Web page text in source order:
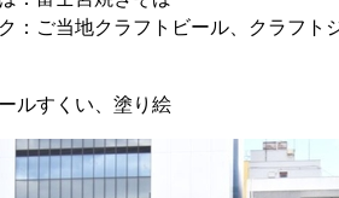
：ご当地クラフトビール、クラフト
ルすくい、塗り絵